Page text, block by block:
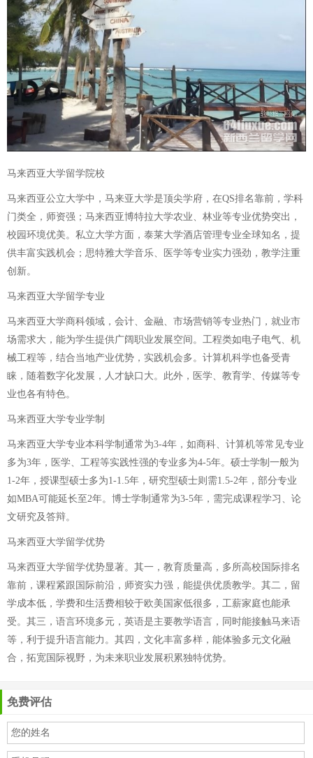
马来西亚大学留学院校
马来西亚公立大学中，马来亚大学是顶尖学府，在QS排名靠前，学科
门类全，师资强；马来西亚博特拉大学农业、林业等专业优势突出，
校园环境优美。私立大学方面，泰莱大学酒店管理专业全球知名，提
供丰富实践机会；思特雅大学音乐、医学等专业实力强劲，教学注重
创新。
马来西亚大学留学专业
马来西亚大学商科领域，会计、金融、市场营销等专业热门，就业市
场需求大，能为学生提供广阔职业发展空间。工程类如电子电气、机
械工程等，结合当地产业优势，实践机会多。计算机科学也备受青
睐，随着数字化发展，人才缺口大。此外，医学、教育学、传媒等专
业也各有特色。
马来西亚大学专业学制
马来西亚大学专业本科学制通常为3-4年，如商科、计算机等常见专业
多为3年，医学、工程等实践性强的专业多为4-5年。硕士学制一般为
1-2年，授课型硕士多为1-1.5年，研究型硕士则需1.5-2年，部分专业
如MBA可能延长至2年。博士学制通常为3-5年，需完成课程学习、论
文研究及答辩。
马来西亚大学留学优势
马来西亚大学留学优势显著。其一，教育质量高，多所高校国际排名
靠前，课程紧跟国际前沿，师资实力强，能提供优质教学。其二，留
学成本低，学费和生活费相较于欧美国家低很多，工薪家庭也能承
受。其三，语言环境多元，英语是主要教学语言，同时能接触马来语
等，利于提升语言能力。其四，文化丰富多样，能体验多元文化融
合，拓宽国际视野，为未来职业发展积累独特优势。
免费评估